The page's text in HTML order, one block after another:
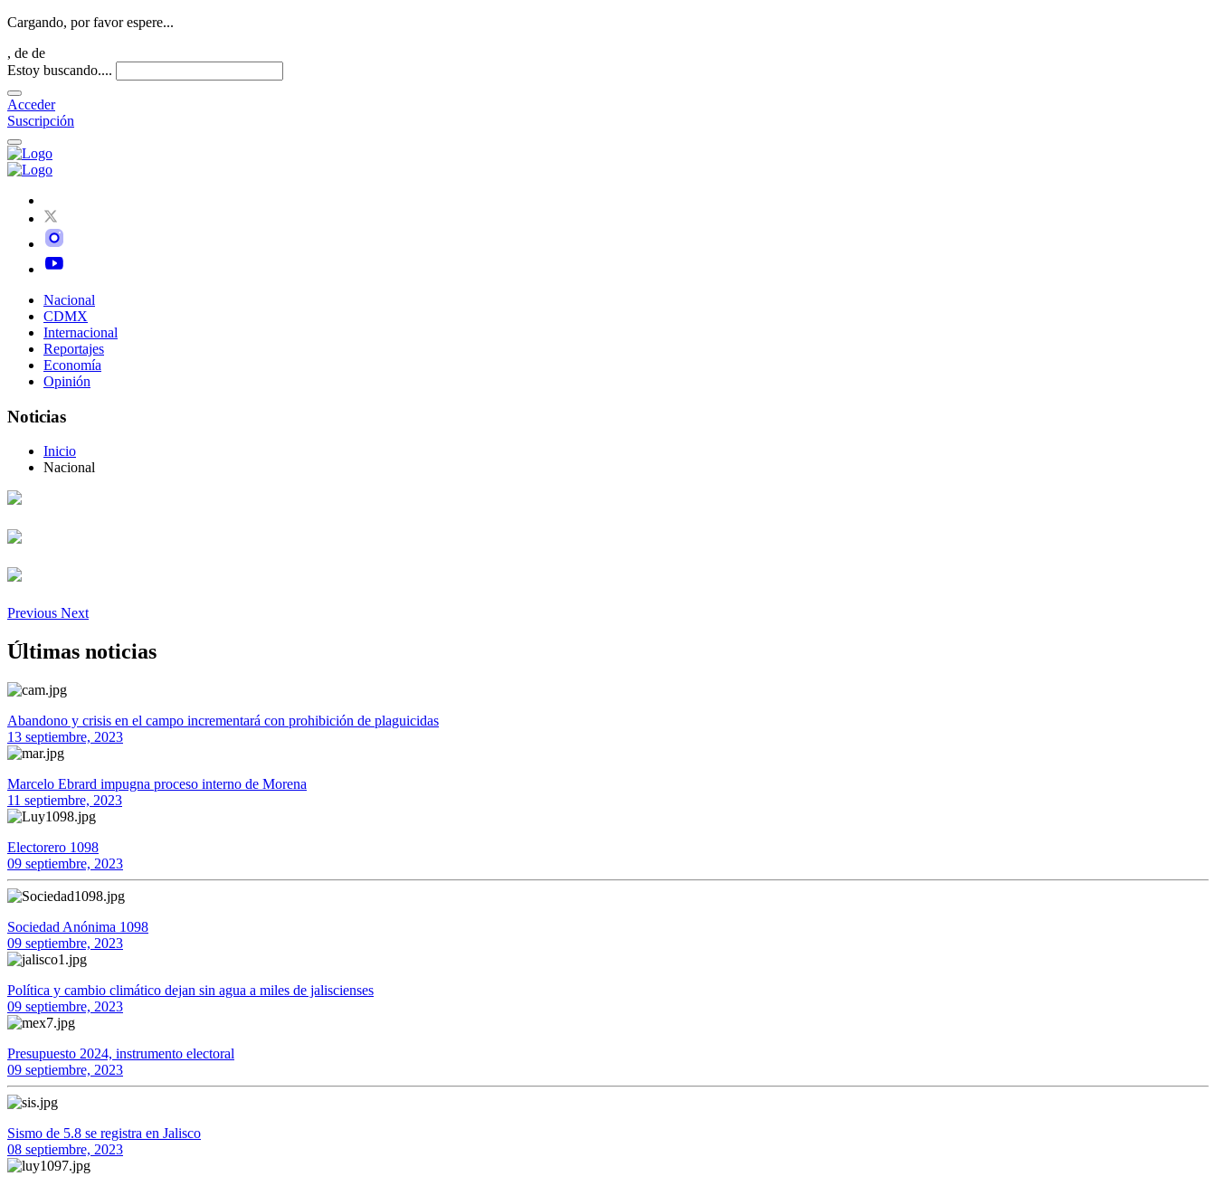
Cargando, por favor espere...
, de de
Estoy buscando....
Acceder
Suscripción
Nacional
CDMX
Internacional
Reportajes
Economía
Opinión
Noticias
Inicio
Nacional
Previous Next
Últimas noticias
Abandono y crisis en el campo incrementará con prohibición de plaguicidas
13 septiembre, 2023
Marcelo Ebrard impugna proceso interno de Morena
11 septiembre, 2023
Electorero 1098
09 septiembre, 2023
Sociedad Anónima 1098
09 septiembre, 2023
Política y cambio climático dejan sin agua a miles de jaliscienses
09 septiembre, 2023
Presupuesto 2024, instrumento electoral
09 septiembre, 2023
Sismo de 5.8 se registra en Jalisco
08 septiembre, 2023